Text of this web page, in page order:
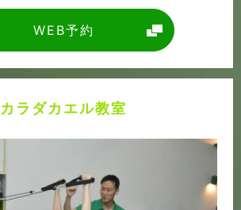
WEB予約
カラダカエル教室